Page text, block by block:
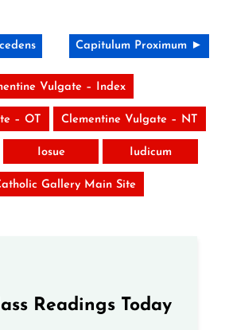
Capitulum Proximum ►
Vulgate – Index
– OT Clementine Vulgate – NT
Iosue Iudicum
Gallery Main Site
Readings Today